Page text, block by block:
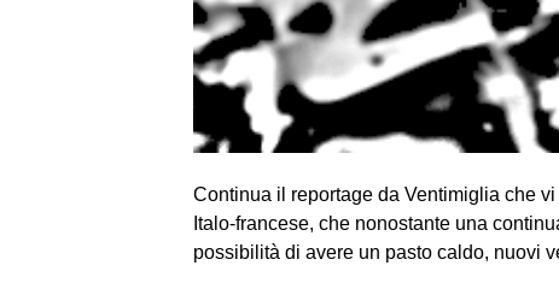
Continua il reportage da Ventimiglia che
Italo-francese, che nonostante una
possibilità di avere un pasto caldo, nuovi